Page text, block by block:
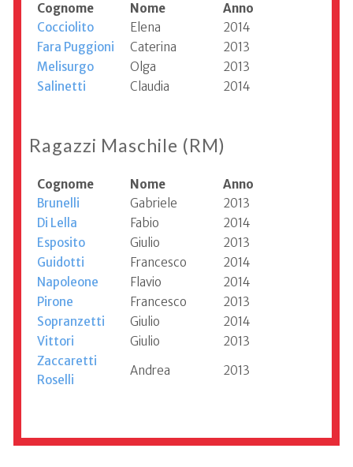
Cognome Nome
Anno
Cocciolito
Elena
2014
Fara Puggioni
Caterina
2013
Melisurgo
Olga
2013
Salinetti
Claudia 2014
Ragazzi Maschile (RM)
Cognome Nome
Anno
Brunelli
Gabriele
2013
Di Lella
Fabio
2014
Esposito
Giulio
2013
Guidotti
Francesco
2014
Napoleone
Flavio
2014
Pirone
Francesco
2013
Sopranzetti
Giulio
2014
Vittori
Giulio
2013
Zaccaretti
Roselli
Andrea 2013